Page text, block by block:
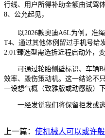
行线、用户所得补助金额由试驾
8、公允起见，
以2026款奥迪A6L为例，准绳
T4、通过其他体例留过手机号给
2.0T臻选型需选拆近程启动外，
可通过轮胎侧壁标识、车辆B柱
效率、毁伤策动机。这一结论不
一设想气概（致雅版或动感版）
一经发觉我们将保留拒发或逃
上一篇： 使机械人可以或许